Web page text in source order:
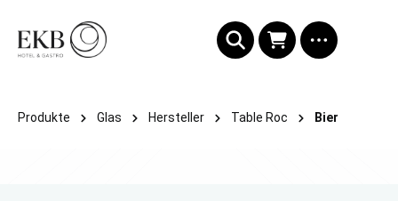
Produkte Glas Hersteller Table Roc Bier